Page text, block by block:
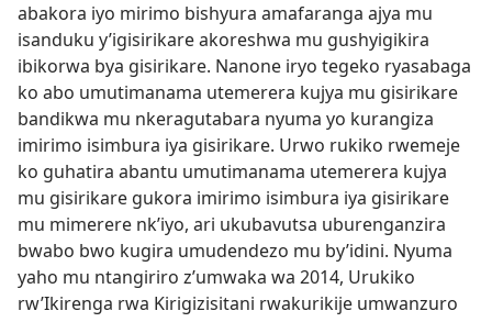
abakora iyo mirimo bishyura amafaranga ajya mu
isanduku y’igisirikare akoreshwa mu gushyigikira
ibikorwa bya gisirikare. Nanone iryo tegeko ryasabaga
ko abo umutimanama utemerera kujya mu gisirikare
bandikwa mu nkeragutabara nyuma yo kurangiza
imirimo isimbura iya gisirikare. Urwo rukiko rwemeje
ko guhatira abantu umutimanama utemerera kujya
mu gisirikare gukora imirimo isimbura iya gisirikare
mu mimerere nk’iyo, ari ukubavutsa uburenganzira
bwabo bwo kugira umudendezo mu by’idini. Nyuma
yaho mu ntangiriro z’umwaka wa 2014, Urukiko
rw’Ikirenga rwa Kirigizisitani rwakurikije umwanzuro